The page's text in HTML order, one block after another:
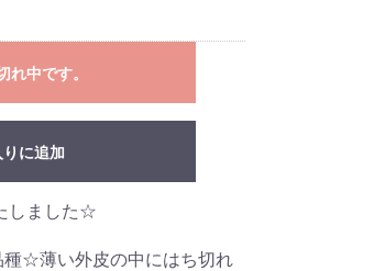
れ中です。
に追加
しました☆
☆薄い外皮の中にはち切れ